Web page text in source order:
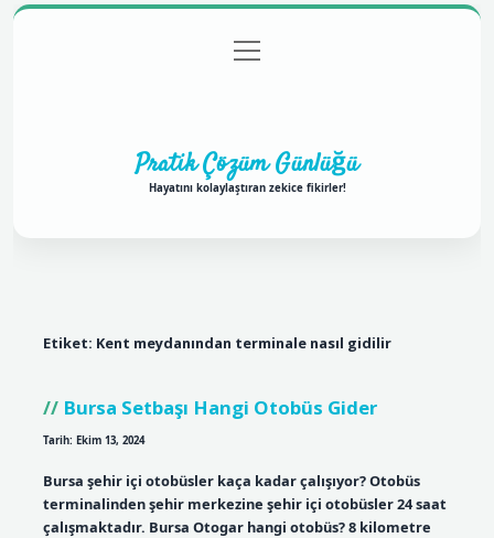
Gizlilik Politikası
menüyü
aç
Pratik Çözüm Günlüğü
Hayatını kolaylaştıran zekice fikirler!
Etiket: Kent meydanından terminale nasıl gidilir
Bursa Setbaşı Hangi Otobüs Gider
Tarih: Ekim 13, 2024
Bursa şehir içi otobüsler kaça kadar çalışıyor? Otobüs
terminalinden şehir merkezine şehir içi otobüsler 24 saat
çalışmaktadır. Bursa Otogar hangi otobüs? 8 kilometre